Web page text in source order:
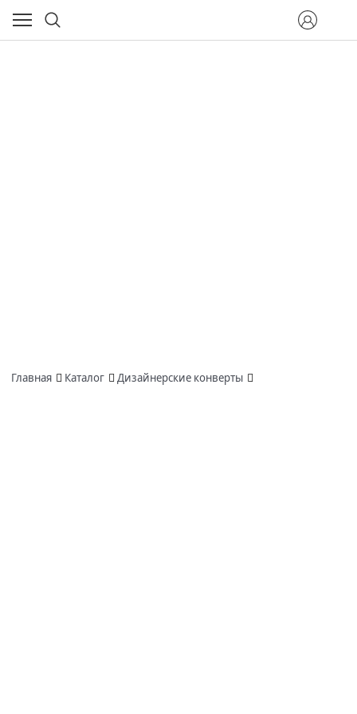
Главная Каталог Дизайнерские конверты